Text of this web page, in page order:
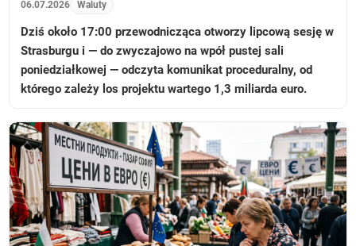
06.07.2026 Waluty
Dziś około 17:00 przewodnicząca otworzy lipcową sesję w
Strasburgu i — do zwyczajowo na wpół pustej sali
poniedziałkowej — odczyta komunikat proceduralny, od
którego zależy los projektu wartego 1,3 miliarda euro.